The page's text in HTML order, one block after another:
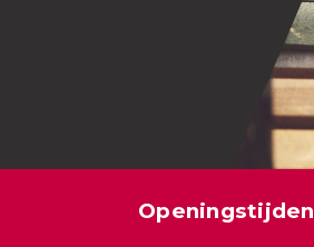
Openingstijden